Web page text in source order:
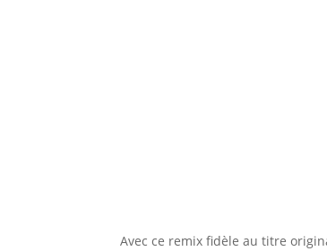
Avec ce remix fidèle au titre